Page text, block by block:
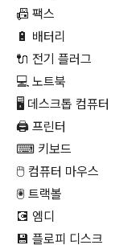
📠 팩스
🔋 배터리
🔌 전기 플러그
💻 노트북
🖥 데스크톱 컴퓨터
🖨 프린터
⌨ 키보드
🖱 컴퓨터 마우스
🖲 트랙볼
💽 엠디
💾 플로피 디스크